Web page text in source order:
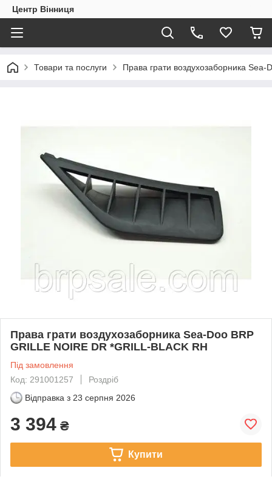
Центр Вінниця
Товари та послуги Права грати воздухозаборника
Права грати воздухозаборника Sea-Doo BRP
GRILLE NOIRE DR *GRILL-BLACK RH
Під замовлення
Код: 291001257
Роздріб
Відправка з 23 серпня 2026
3 394 ₴
Купити